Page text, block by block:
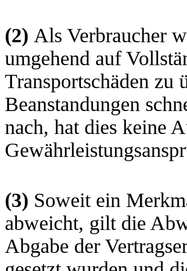
(2) Als Verbraucher
umgehend auf
Transportschäden zu
Beanstandungen
nach, hat dies keine
(3) Soweit ein
abweicht, gilt die
Abgabe der